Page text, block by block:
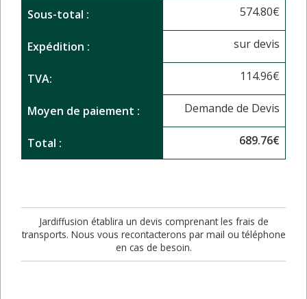
Sous-total : 574.80€
Expédition : sur devis
TVA: 114.96€
Moyen de paiement : Demande de Devis
Total : 689.76€
Jardiffusion établira un devis comprenant les frais de
transports. Nous vous recontacterons par mail ou téléphone
en cas de besoin.